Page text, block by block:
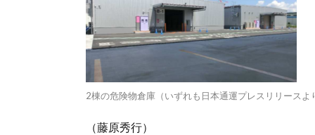
2棟の危険物倉庫（いずれも日本通運プレスリリースよ
（藤原秀行）